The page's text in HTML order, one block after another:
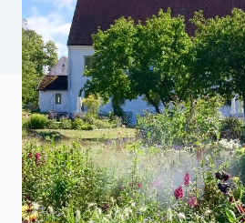
Aktiviteter
Sustainable Plejs
Möten & kongresser
Hansestaden världsarv
Gotlands kulturarv
Almedalsveckan
→ Gutamål och
Allt om bostad
→ Hyra bostad
→ Köpa bostad
→ Bygga hus
Allt om livet på Ön